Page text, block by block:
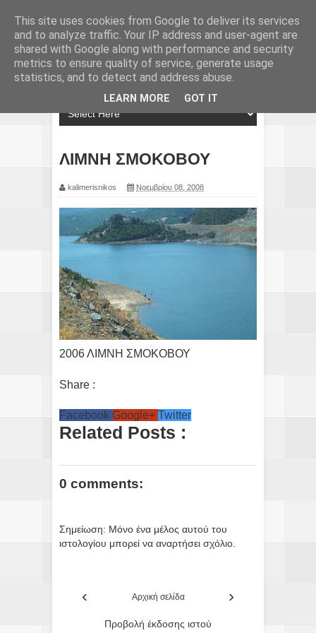
ΛΙΜΝΗ ΣΜΟΚΟΒΟΥ
kalimerisnikos Νοεμβρίου 08, 2008
2006 ΛΙΜΝΗ ΣΜΟΚΟΒΟΥ
Share :
Facebook Google+ Twitter
Related Posts :
0 comments:
Σημείωση: Μόνο ένα μέλος αυτού του
ιστολογίου μπορεί να αναρτήσει σχόλιο.
‹ ›
Αρχική σελίδα
Προβολή έκδοσης ιστού
This site uses cookies from Google to deliver its services
and to analyze traffic. Your IP address and user-agent are
shared with Google along with performance and security
metrics to ensure quality of service, generate usage
statistics, and to detect and address abuse.
LEARN MORE GOT IT